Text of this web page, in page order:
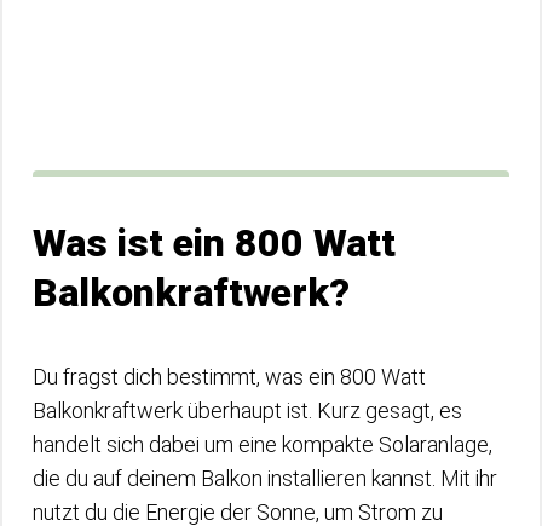
Was ist ein 800 Watt
Balkonkraftwerk?
Du fragst dich bestimmt, was ein 800 Watt
Balkonkraftwerk überhaupt ist. Kurz gesagt, es
handelt sich dabei um eine kompakte Solaranlage,
die du auf deinem Balkon installieren kannst. Mit ihr
nutzt du die Energie der Sonne, um Strom zu